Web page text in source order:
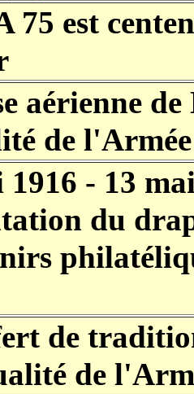
75 est
aérienne
de
1916 - 13
du
de
de